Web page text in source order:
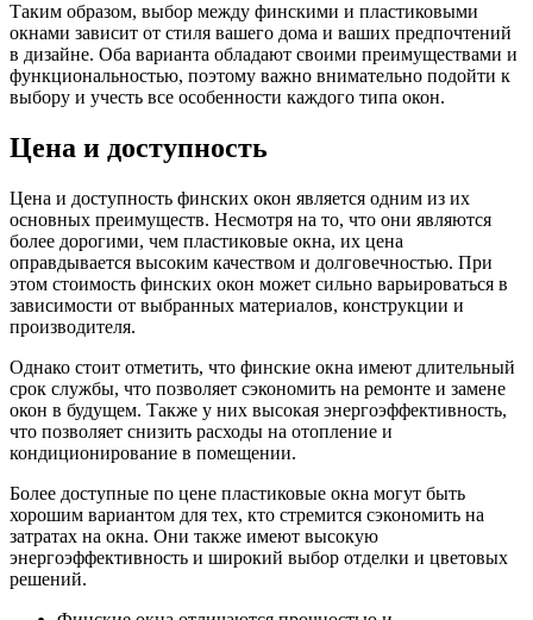
Таким образом, выбор между финскими и пластиковыми
окнами зависит от стиля вашего дома и ваших предпочтений
в дизайне. Оба варианта обладают своими преимуществами и
функциональностью, поэтому важно внимательно подойти к
выбору и учесть все особенности каждого типа окон.
Цена и доступность
Цена и доступность финских окон является одним из их
основных преимуществ. Несмотря на то, что они являются
более дорогими, чем пластиковые окна, их цена
оправдывается высоким качеством и долговечностью. При
этом стоимость финских окон может сильно варьироваться в
зависимости от выбранных материалов, конструкции и
производителя.
Однако стоит отметить, что финские окна имеют длительный
срок службы, что позволяет сэкономить на ремонте и замене
окон в будущем. Также у них высокая энергоэффективность,
что позволяет снизить расходы на отопление и
кондиционирование в помещении.
Более доступные по цене пластиковые окна могут быть
хорошим вариантом для тех, кто стремится сэкономить на
затратах на окна. Они также имеют высокую
энергоэффективность и широкий выбор отделки и цветовых
решений.